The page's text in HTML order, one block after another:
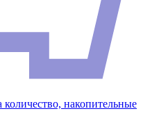
накопительные